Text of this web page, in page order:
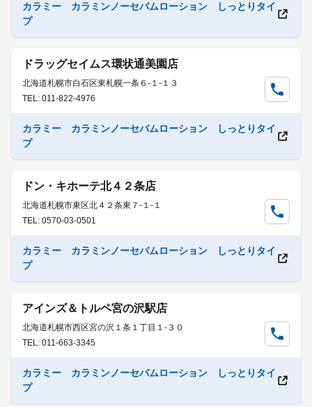
カラミー カラミンノーセバムローション しっとりタイ
プ
ドラッグセイムス環状通美園店
北海道札幌市白石区東札幌一条６-１-１３
TEL: 011-822-4976
カラミー カラミンノーセバムローション しっとりタイ
プ
ドン・キホーテ北４２条店
北海道札幌市東区北４２条東７-１-１
TEL: 0570-03-0501
カラミー カラミンノーセバムローション しっとりタイ
プ
アインズ＆トルペ宮の沢駅店
北海道札幌市西区宮の沢１条１丁目１-３０
TEL: 011-663-3345
カラミー カラミンノーセバムローション しっとりタイ
プ